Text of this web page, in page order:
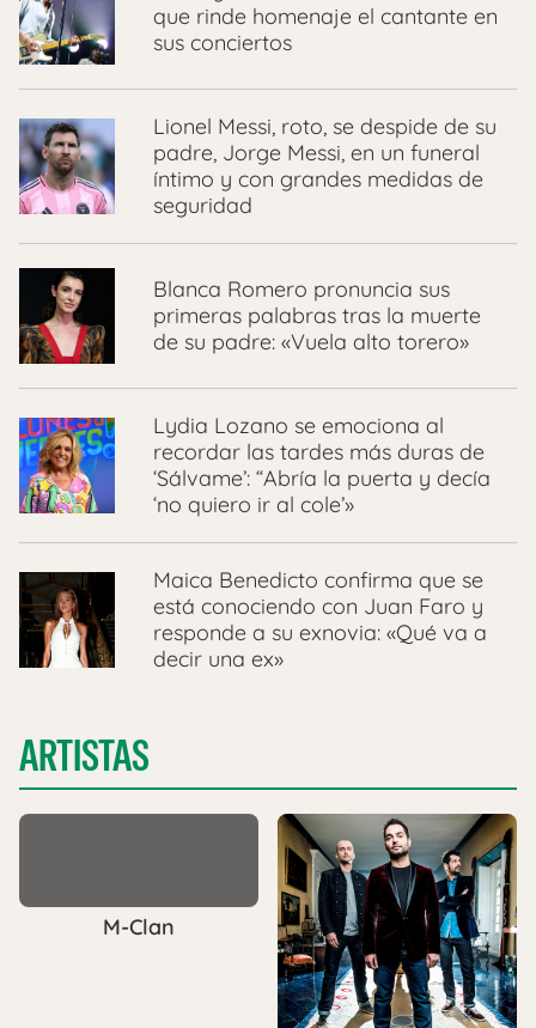
que rinde homenaje el cantante en
sus conciertos
Lionel Messi, roto, se despide de su
padre, Jorge Messi, en un funeral
íntimo y con grandes medidas de
seguridad
Blanca Romero pronuncia sus
primeras palabras tras la muerte
de su padre: «Vuela alto torero»
Lydia Lozano se emociona al
recordar las tardes más duras de
‘Sálvame’: “Abría la puerta y decía
‘no quiero ir al cole’»
Maica Benedicto confirma que se
está conociendo con Juan Faro y
responde a su exnovia: «Qué va a
decir una ex»
ARTISTAS
M-Clan